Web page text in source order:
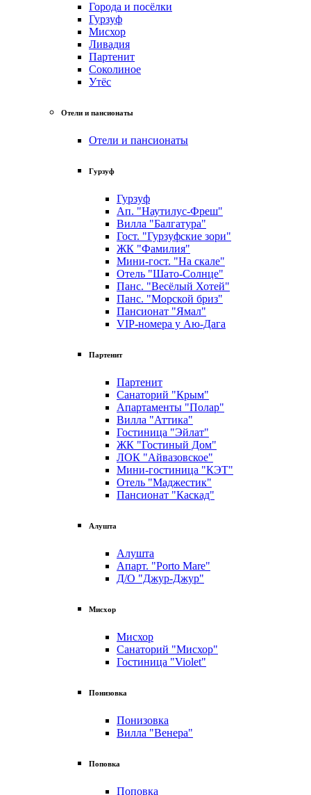
Города и посёлки
Гурзуф
Мисхор
Ливадия
Партенит
Соколиное
Утёс
Отели и пансионаты
Отели и пансионаты
Гурзуф
Гурзуф
Ап. "Наутилус-Фреш"
Вилла "Балгатура"
Гост. "Гурзуфские зори"
ЖК "Фамилия"
Мини-гост. "На скале"
Отель "Шато-Солнце"
Панс. "Весёлый Хотей"
Панс. "Морской бриз"
Пансионат "Ямал"
VIP-номера у Аю-Дага
Партенит
Партенит
Санаторий "Крым"
Апартаменты "Полар"
Вилла "Аттика"
Гостиница "Эйлат"
ЖК "Гостиный Дом"
ЛОК "Айвазовское"
Мини-гостиница "КЭТ"
Отель "Маджестик"
Пансионат "Каскад"
Алушта
Алушта
Апарт. "Porto Mare"
Д/О "Джур-Джур"
Мисхор
Мисхор
Санаторий "Мисхор"
Гостиница "Violet"
Понизовка
Понизовка
Вилла "Венера"
Поповка
Поповка